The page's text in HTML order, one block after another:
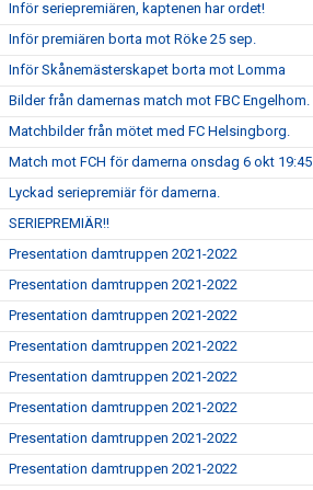
Inför seriepremiären, kaptenen har ordet!
Inför premiären borta mot Röke 25 sep.
Inför Skånemästerskapet borta mot Lomma
Bilder från damernas match mot FBC Engelhom.
Matchbilder från mötet med FC Helsingborg.
Match mot FCH för damerna onsdag 6 okt 19:45
Lyckad seriepremiär för damerna.
SERIEPREMIÄR!!
Presentation damtruppen 2021-2022
Presentation damtruppen 2021-2022
Presentation damtruppen 2021-2022
Presentation damtruppen 2021-2022
Presentation damtruppen 2021-2022
Presentation damtruppen 2021-2022
Presentation damtruppen 2021-2022
Presentation damtruppen 2021-2022